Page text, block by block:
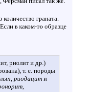
граната.
в каком-то образце
риолит и др.)
т. е. породы
риодацит и